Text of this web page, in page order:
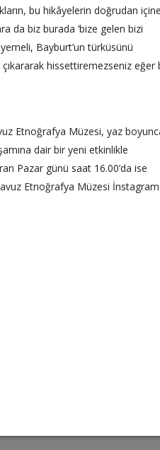
bu hikâyelerin doğrudan içine
da biz burada ‘bize gelen bizi
Bayburt’un türküsünü
çıkararak hissettiremezseniz eğer
Etnoğrafya Müzesi, yaz
dair bir yeni etkinlikle
Pazar günü saat 16.00’da ise
Etnoğrafya Müzesi İnstagram